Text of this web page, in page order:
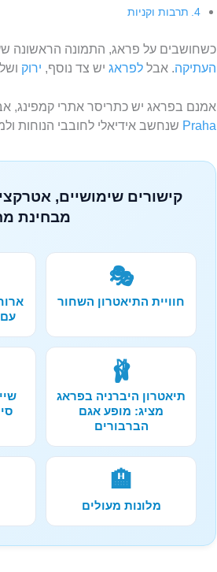
תרבות וקניות
כשחושבים על פראג, התמונה הראשונה
העתיקה. אבל לפראג יש צד נוסף, ירוק
אמנם בפראג יש כתריסר אתרי קמפינג,
Praha שנחשב אידיאלי לחובבי הנוחות
קישורים שימושיים,
מבחינת
🎭
חוויית התיאטרון השחור
🩰
תיאטרון היברניה בפראג
מציג: מופע אגם
הברבורים
🏨
מלונות מעולים